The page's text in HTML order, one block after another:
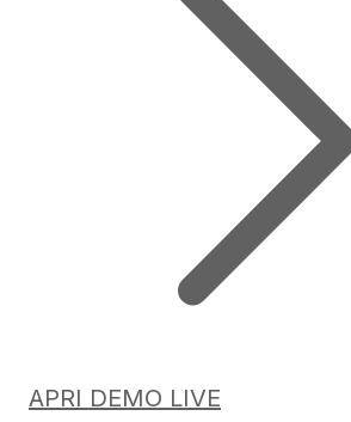
APRI DEMO LIVE